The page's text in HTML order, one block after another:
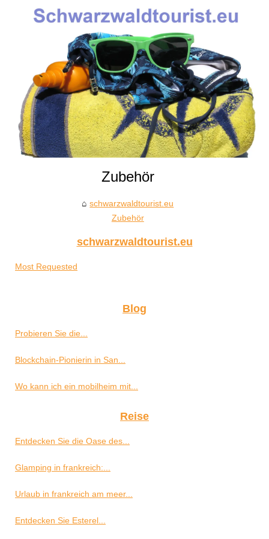
Zubehör
schwarzwaldtourist.eu
Zubehör
schwarzwaldtourist.eu
Most Requested
Blog
Probieren Sie die...
Blockchain-Pionierin in San...
Wo kann ich ein mobilheim mit...
Reise
Entdecken Sie die Oase des...
Glamping in frankreich:...
Urlaub in frankreich am meer...
Entdecken Sie Esterel...